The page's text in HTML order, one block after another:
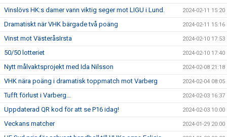
Vinslövs HK:s damer vann viktig seger mot LIGU i Lund. 2024-02-11 15:20
Dramatiskt när VHK bärgade två poäng 2024-02-11 15:16
Vinst mot VästeråsIrsta 2024-02-10 17:53
50/50 lotteriet 2024-02-10 17:40
Nytt målvaktsprojekt med Ida Nilsson 2024-02-08 21:18
VHK nära poäng i dramatisk toppmatch mot Varberg 2024-02-04 08:05
Tufft förlust i Varberg… 2024-02-03 16:37
Uppdaterad QR kod för att se P16 idag! 2024-02-03 10:00
Veckans matcher 2024-01-29 20:00